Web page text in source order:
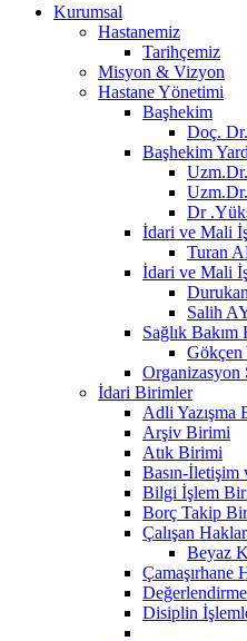
Kurumsal
Hastanemiz
Tarihçemiz
Misyon & Vizyon
Hastane Yönetimi
Başhekim
Doç.
Başhekim
Dr
İdari ve Mali
Turan
İdari ve Mali
Salih
Sağlık
Organizasyon
İdari Birimler
Adli Yazışma
Arşiv Birimi
Atık Birimi
Basın-İletişim
Bilgi İşlem
Borç Takip
Çalışan
Beyaz
Çamaşırhane
Disiplin